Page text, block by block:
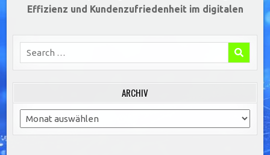
Effizienz und Kundenzufriedenheit im digitalen
Search
for:
ARCHIV
Archiv